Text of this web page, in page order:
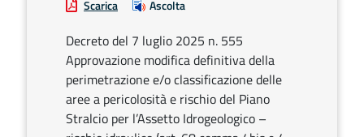
Scarica Ascolta
Decreto del 7 luglio 2025 n. 555
Approvazione modifica definitiva della
perimetrazione e/o classificazione delle
aree a pericolosità e rischio del Piano
Stralcio per l’Assetto Idrogeologico –